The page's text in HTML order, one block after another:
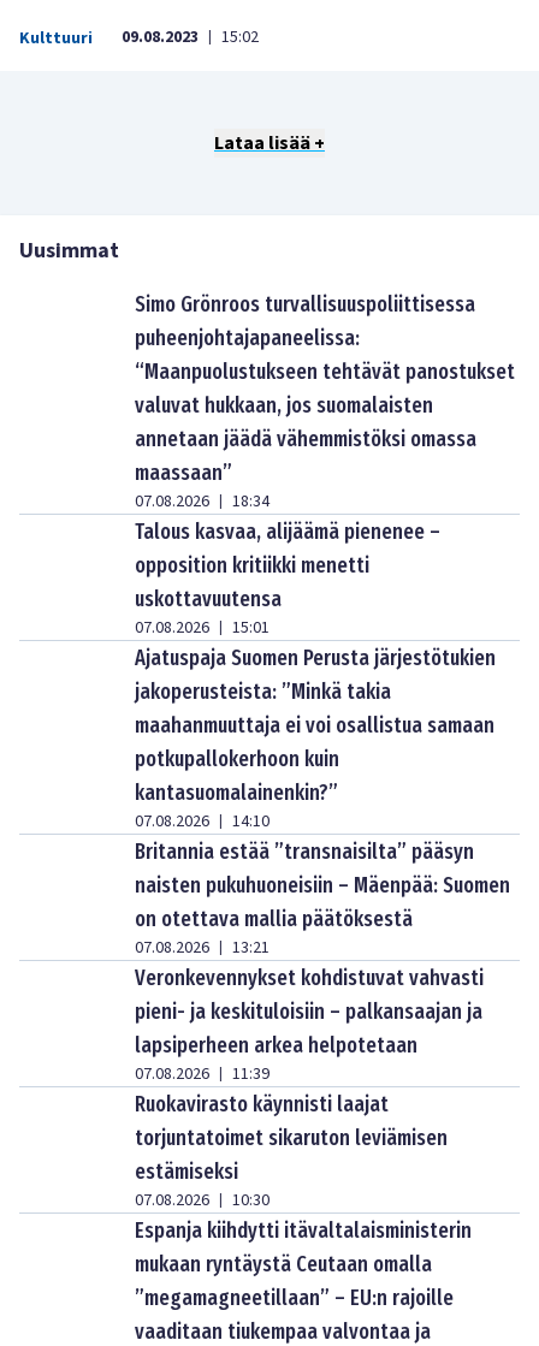
Kulttuuri 09.08.2023 | 15:02
Lataa lisää +
Uusimmat
Simo Grönroos turvallisuuspoliittisessa
puheenjohtajapaneelissa:
“Maanpuolustukseen tehtävät panostukset
valuvat hukkaan, jos suomalaisten
annetaan jäädä vähemmistöksi omassa
maassaan”
07.08.2026 | 18:34
Talous kasvaa, alijäämä pienenee –
opposition kritiikki menetti
uskottavuutensa
07.08.2026 | 15:01
Ajatuspaja Suomen Perusta järjestötukien
jakoperusteista: ”Minkä takia
maahanmuuttaja ei voi osallistua samaan
potkupallokerhoon kuin
kantasuomalainenkin?”
07.08.2026 | 14:10
Britannia estää ”transnaisilta” pääsyn
naisten pukuhuoneisiin – Mäenpää: Suomen
on otettava mallia päätöksestä
07.08.2026 | 13:21
Veronkevennykset kohdistuvat vahvasti
pieni- ja keskituloisiin – palkansaajan ja
lapsiperheen arkea helpotetaan
07.08.2026 | 11:39
Ruokavirasto käynnisti laajat
torjuntatoimet sikaruton leviämisen
estämiseksi
07.08.2026 | 10:30
Espanja kiihdytti itävaltalaisministerin
mukaan ryntäystä Ceutaan omalla
”megamagneetillaan” – EU:n rajoille
vaaditaan tiukempaa valvontaa ja